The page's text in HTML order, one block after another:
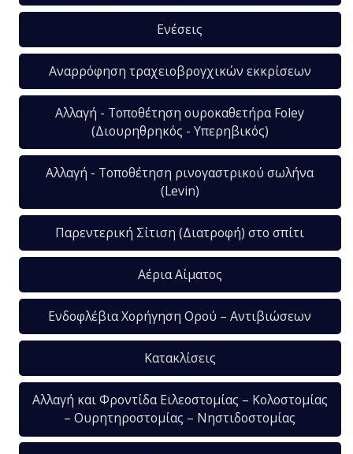
Ενέσεις
Αναρρόφηση τραχειοβρογχικών εκκρίσεων
Αλλαγή - Τοποθέτηση ουροκαθετήρα Foley
(Διουρηθρηκός - Υπερηβικός)
Αλλαγή - Τοποθέτηση ρινογαστρικού σωλήνα
(Levin)
Παρεντερική Σίτιση (Διατροφή) στο σπίτι
Αέρια Αίματος
Ενδοφλέβια Χορήγηση Ορού – Αντιβιώσεων
Κατακλίσεις
Αλλαγή και Φροντίδα Ειλεοστομίας – Κολοστομίας
– Ουρητηροστομίας – Νηστιδοστομίας